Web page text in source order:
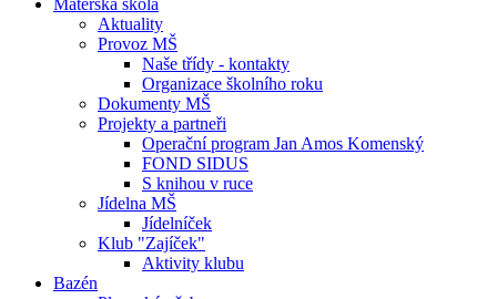
Mateřská škola
Aktuality
Provoz MŠ
Naše třídy - kontakty
Organizace školního roku
Dokumenty MŠ
Projekty a partneři
Operační program Jan Amos Komenský
FOND SIDUS
S knihou v ruce
Jídelna MŠ
Jídelníček
Klub "Zajíček"
Aktivity klubu
Bazén